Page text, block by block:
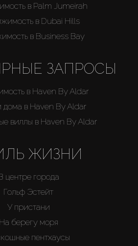
в Palm Jumeirah
в Dubai Hills
в Business Bay
ЗАПРОСЫ
в Haven By Aldar
дома в Haven By Aldar
виллы в Haven By Aldar
ЖИЗНИ
центре города
Гольф Эстейт
У пристани
На берегу моря
пентхаусы